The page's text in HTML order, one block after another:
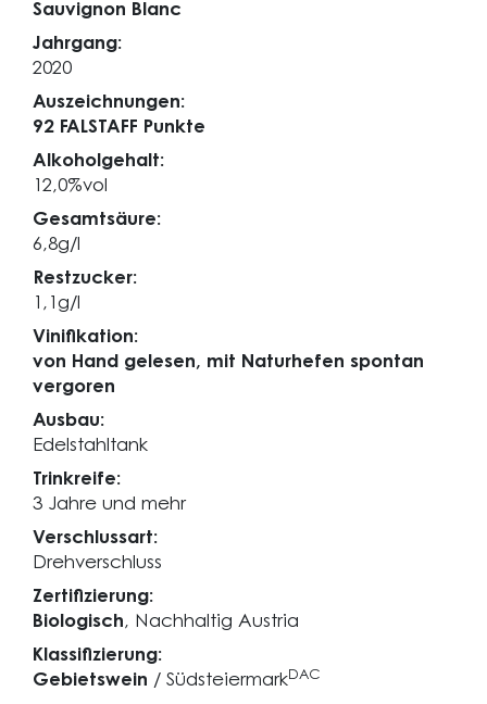
Sauvignon Blanc
Jahrgang:
2020
Auszeichnungen:
92 FALSTAFF Punkte
Alkoholgehalt:
12,0%vol
Gesamtsäure:
6,8g/l
Restzucker:
1,1g/l
Vinifikation:
von Hand gelesen, mit Naturhefen spontan
vergoren
Ausbau:
Edelstahltank
Trinkreife:
3 Jahre und mehr
Verschlussart:
Drehverschluss
Zertifizierung:
Biologisch, Nachhaltig Austria
Klassifizierung:
Gebietswein / SüdsteiermarkDAC